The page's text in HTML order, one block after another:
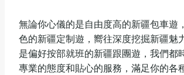
無論你心儀的是自由度高的新疆包車遊
色的新疆定制遊，嚮往深度挖掘新疆魅
是偏好按部就班的新疆跟團遊，我們都
專業的態度和貼心的服務，滿足你的各